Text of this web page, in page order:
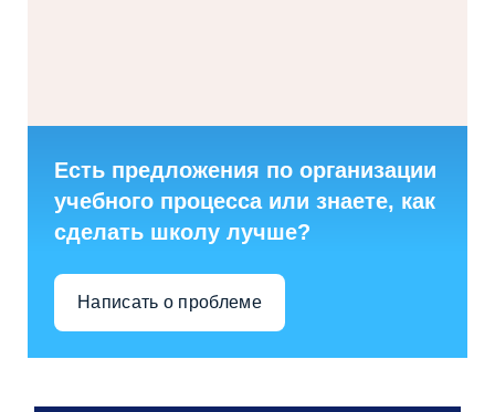
Есть предложения по организации
учебного процесса или знаете, как
сделать школу лучше?
Написать о проблеме